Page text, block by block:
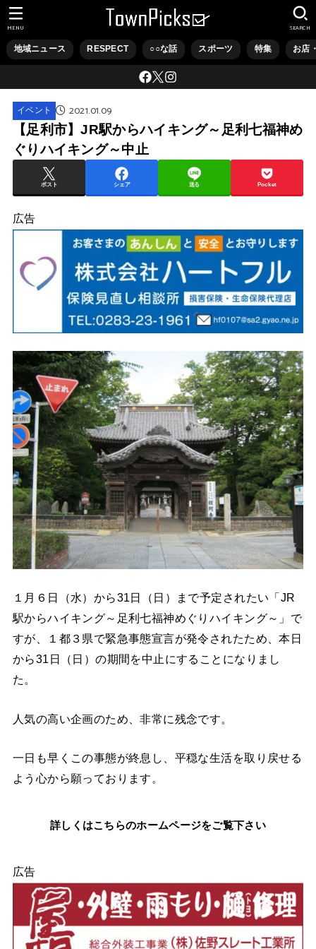
地域ニュース RESPECT ○○な話 スポーツ 特集 お店
SEARCH
MENU
イベント 2021.01.09
【足利市】JR駅からハイキング～足利七福神め
ぐりハイキング～中止
ポスト シェア 送る Pocket
広告
１月６日（水）から31日（日）まで予定されたい「JR
駅からハイキング～足利七福神めぐりハイキング～」で
すが、１都３県で緊急事態宣言が発令されたため、本日
から31日（日）の期間を中止にすることになりまし
た。
人気の高い企画のため、非常に残念です。
一日も早くこの事態が終息し、平穏な生活を取り戻せる
よう心から願っております。
詳しくはこちらのホームページをご覧下さい
広告